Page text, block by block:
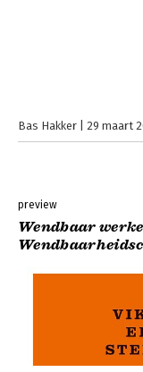
Bas Hakker 29 maart
preview
Wendbaar